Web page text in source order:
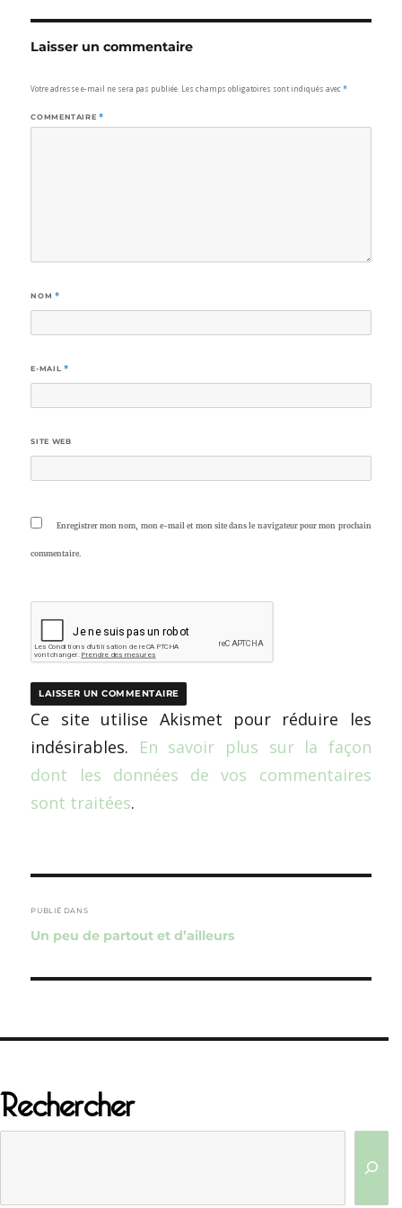
Laisser un commentaire
Votre adresse e-mail ne sera pas publiée. Les champs obligatoires sont indiqués avec*
COMMENTAIRE *
NOM *
E-MAIL *
SITE WEB
Enregistrer mon nom, mon e-mail et mon site dans le navigateur pour mon prochain
commentaire.
Ce site utilise Akismet pour réduire les
indésirables. En savoir plus sur la façon
dont les données de vos commentaires
sont traitées.
de
l’article
PUBLIÉ DANS
Un peu de partout et d’ailleurs
Rechercher